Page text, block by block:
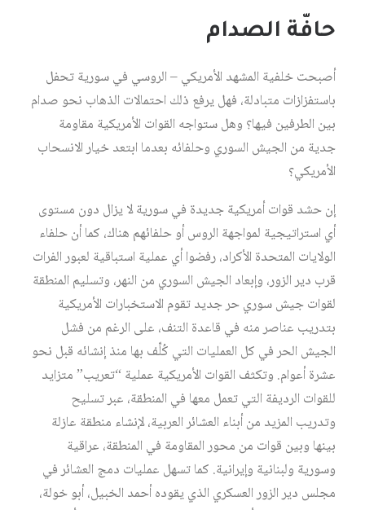
حافّة الصدام
أصبحت خلفية المشهد الأمريكي – الروسي في سورية تحفل
باستفزازات متبادلة، فهل يرفع ذلك احتمالات الذهاب نحو صدام
بين الطرفين فيها؟ وهل ستواجه القوات الأمريكية مقاومة
جدية من الجيش السوري وحلفائه بعدما ابتعد خيار الانسحاب
الأمريكي؟
إن حشد قوات أمريكية جديدة في سورية لا يزال دون مستوى
أي استراتيجية لمواجهة الروس أو حلفائهم هناك، كما أن حلفاء
الولايات المتحدة الأكراد، رفضوا أي عملية استباقية لعبور الفرات
قرب دير الزور، وإبعاد الجيش السوري من النهر، وتسليم المنطقة
لقوات جيش سوري حر جديد تقوم الاستخبارات الأمريكية
بتدريب عناصر منه في قاعدة التنف، على الرغم من فشل
الجيش الحر في كل العمليات التي كُلِّف بها منذ إنشائه قبل نحو
عشرة أعوام. وتكثف القوات الأمريكية عملية “تعريب” متزايد
للقوات الرديفة التي تعمل معها في المنطقة، عبر تسليح
وتدريب المزيد من أبناء العشائر العربية، لإنشاء منطقة عازلة
بينها وبين قوات من محور المقاومة في المنطقة، عراقية
وسورية ولبنانية وإيرانية. كما تسهل عمليات دمج العشائر في
مجلس دير الزور العسكري الذي يقوده أحمد الخبيل، أبو خولة،